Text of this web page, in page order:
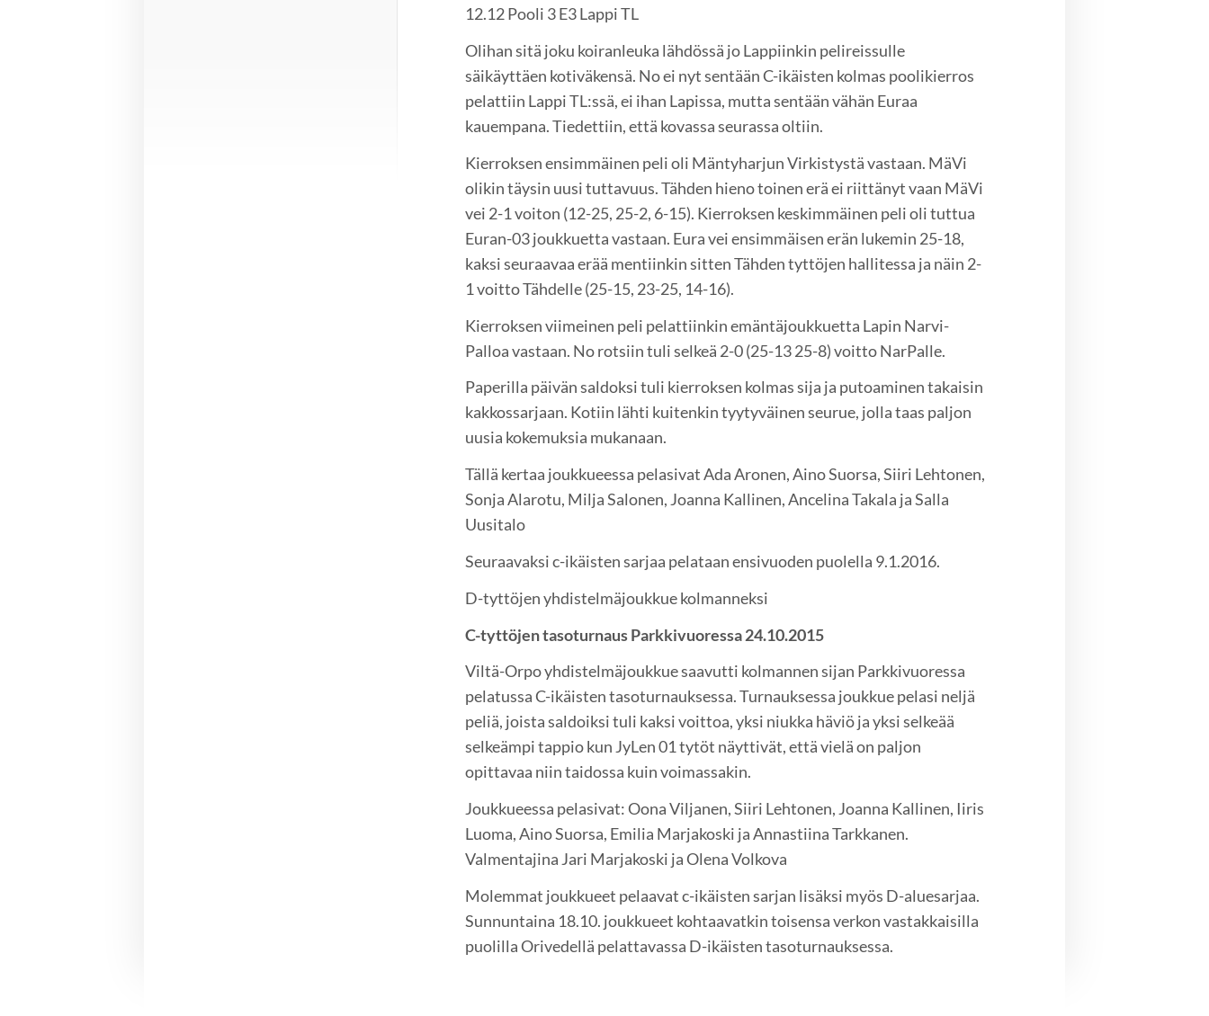
12.12 Pooli 3 E3 Lappi TL
Olihan sitä joku koiranleuka lähdössä jo Lappiinkin pelireissulle
säikäyttäen kotiväkensä. No ei nyt sentään C-ikäisten kolmas poolikierros
pelattiin Lappi TL:ssä, ei ihan Lapissa, mutta sentään vähän Euraa
kauempana. Tiedettiin, että kovassa seurassa oltiin.
Kierroksen ensimmäinen peli oli Mäntyharjun Virkistystä vastaan. MäVi
olikin täysin uusi tuttavuus. Tähden hieno toinen erä ei riittänyt vaan MäVi
vei 2-1 voiton (12-25, 25-2, 6-15). Kierroksen keskimmäinen peli oli tuttua
Euran-03 joukkuetta vastaan. Eura vei ensimmäisen erän lukemin 25-18,
kaksi seuraavaa erää mentiinkin sitten Tähden tyttöjen hallitessa ja näin 2-
1 voitto Tähdelle (25-15, 23-25, 14-16).
Kierroksen viimeinen peli pelattiinkin emäntäjoukkuetta Lapin Narvi-
Palloa vastaan. No rotsiin tuli selkeä 2-0 (25-13 25-8) voitto NarPalle.
Paperilla päivän saldoksi tuli kierroksen kolmas sija ja putoaminen takaisin
kakkossarjaan. Kotiin lähti kuitenkin tyytyväinen seurue, jolla taas paljon
uusia kokemuksia mukanaan.
Tällä kertaa joukkueessa pelasivat Ada Aronen, Aino Suorsa, Siiri Lehtonen,
Sonja Alarotu, Milja Salonen, Joanna Kallinen, Ancelina Takala ja Salla
Uusitalo
Seuraavaksi c-ikäisten sarjaa pelataan ensivuoden puolella 9.1.2016.
D-tyttöjen yhdistelmäjoukkue kolmanneksi
C-tyttöjen tasoturnaus Parkkivuoressa 24.10.2015
Viltä-Orpo yhdistelmäjoukkue saavutti kolmannen sijan Parkkivuoressa
pelatussa C-ikäisten tasoturnauksessa. Turnauksessa joukkue pelasi neljä
peliä, joista saldoiksi tuli kaksi voittoa, yksi niukka häviö ja yksi selkeää
selkeämpi tappio kun JyLen 01 tytöt näyttivät, että vielä on paljon
opittavaa niin taidossa kuin voimassakin.
Joukkueessa pelasivat: Oona Viljanen, Siiri Lehtonen, Joanna Kallinen, Iiris
Luoma, Aino Suorsa, Emilia Marjakoski ja Annastiina Tarkkanen.
Valmentajina Jari Marjakoski ja Olena Volkova
Molemmat joukkueet pelaavat c-ikäisten sarjan lisäksi myös D-aluesarjaa.
Sunnuntaina 18.10. joukkueet kohtaavatkin toisensa verkon vastakkaisilla
puolilla Orivedellä pelattavassa D-ikäisten tasoturnauksessa.